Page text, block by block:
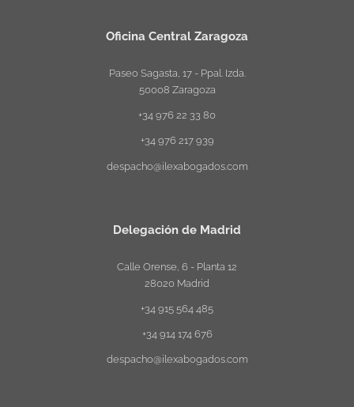
Oficina Central Zaragoza
Paseo Sagasta, 17 - Ppal. Izda.
50008 Zaragoza
+34 976 22 33 80
+34 976 217 939
despacho@ilexabogados.com
Delegación de Madrid
Calle Orense, 6 - Planta 12
28020 Madrid
+34 915 564 485
+34 914 174 676
despacho@ilexabogados.com